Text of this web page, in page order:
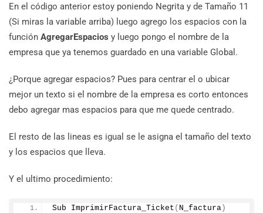
En el código anterior estoy poniendo Negrita y de Tamaño 11
(Si miras la variable arriba) luego agrego los espacios con la
función AgregarEspacios y luego pongo el nombre de la
empresa que ya tenemos guardado en una variable Global.
¿Porque agregar espacios? Pues para centrar el o ubicar
mejor un texto si el nombre de la empresa es corto entonces
debo agregar mas espacios para que me quede centrado.
El resto de las lineas es igual se le asigna el tamaño del texto
y los espacios que lleva.
Y el ultimo procedimiento:
Sub ImprimirFactura_Ticket ( N_factura)